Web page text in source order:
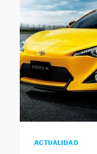
ACTUALIDAD